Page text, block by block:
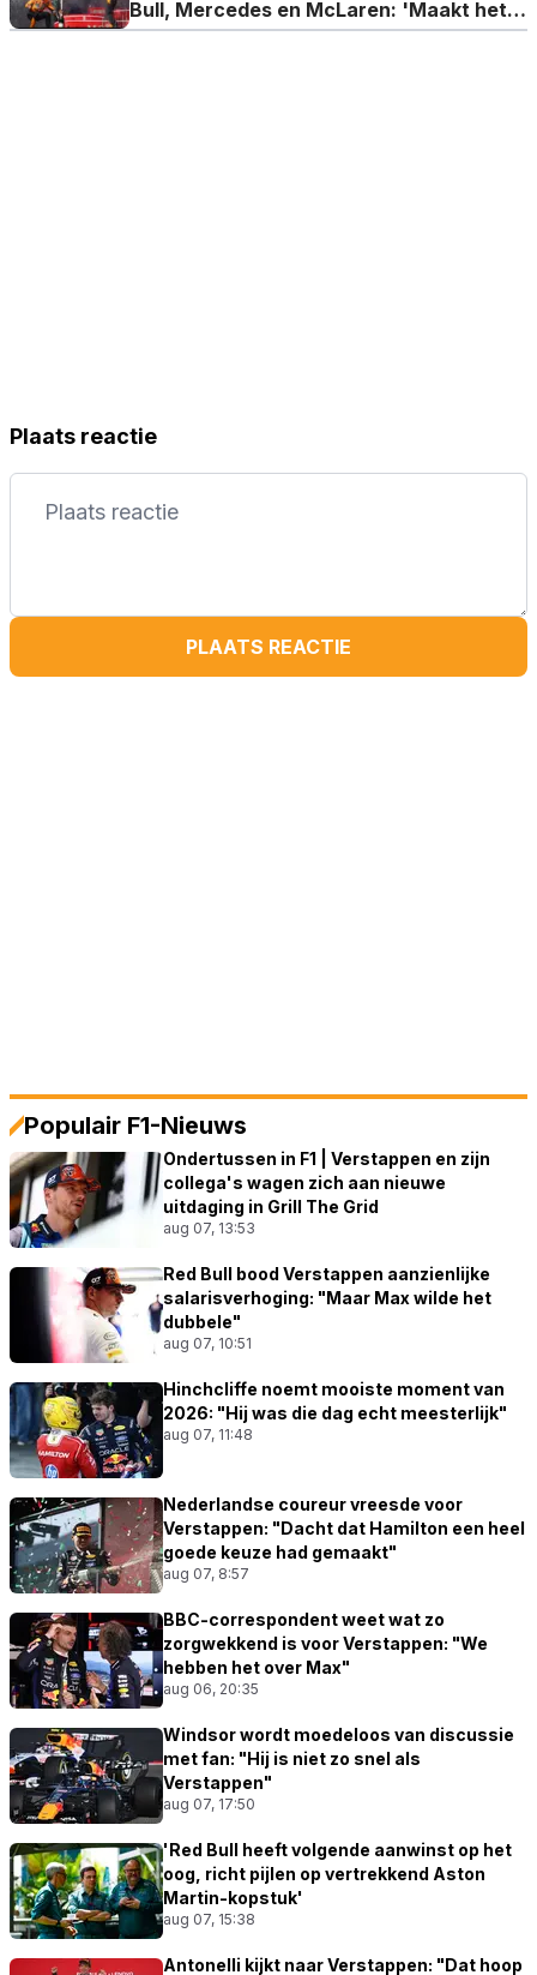
Bull, Mercedes en McLaren: 'Maakt het
boeiend'
Plaats reactie
PLAATS REACTIE
Populair F1-Nieuws
Ondertussen in F1 | Verstappen en zijn
collega's wagen zich aan nieuwe
uitdaging in Grill The Grid
aug 07, 13:53
Red Bull bood Verstappen aanzienlijke
salarisverhoging: "Maar Max wilde het
dubbele"
aug 07, 10:51
Hinchcliffe noemt mooiste moment van
2026: "Hij was die dag echt meesterlijk"
aug 07, 11:48
Nederlandse coureur vreesde voor
Verstappen: "Dacht dat Hamilton een heel
goede keuze had gemaakt"
aug 07, 8:57
BBC-correspondent weet wat zo
zorgwekkend is voor Verstappen: "We
hebben het over Max"
aug 06, 20:35
Windsor wordt moedeloos van discussie
met fan: "Hij is niet zo snel als
Verstappen"
aug 07, 17:50
'Red Bull heeft volgende aanwinst op het
oog, richt pijlen op vertrekkend Aston
Martin-kopstuk'
aug 07, 15:38
Antonelli kijkt naar Verstappen: "Dat hoop